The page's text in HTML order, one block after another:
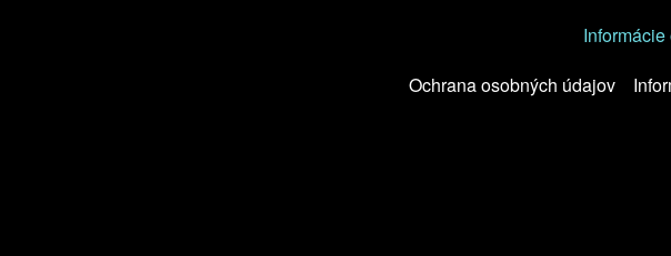
Ochrana osobných údajov